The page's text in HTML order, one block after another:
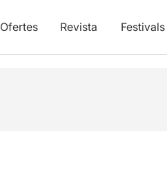
Ofertes Revista Festivals